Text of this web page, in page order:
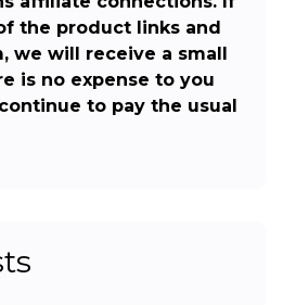
the product links and
we will receive a small
is no expense to you
to pay the usual